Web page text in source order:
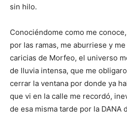
sin hilo.
Conociéndome como me
por las ramas, me aburriese y
caricias de Morfeo, el universo
de lluvia intensa, que me
cerrar la ventana por donde ya
que vi en la calle me recordó,
de esa misma tarde por la DANA